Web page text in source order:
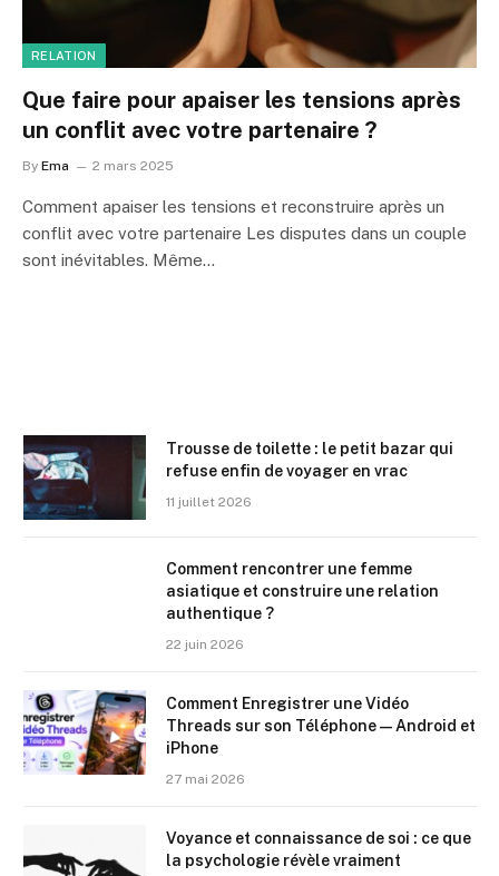
RELATION
Que faire pour apaiser les tensions après
un conflit avec votre partenaire ?
By Ema 2 mars 2025
Comment apaiser les tensions et reconstruire après un
conflit avec votre partenaire Les disputes dans un couple
sont inévitables. Même…
Trousse de toilette : le petit bazar qui
refuse enfin de voyager en vrac
11 juillet 2026
Comment rencontrer une femme
asiatique et construire une relation
authentique ?
22 juin 2026
Comment Enregistrer une Vidéo
Threads sur son Téléphone — Android et
iPhone
27 mai 2026
Voyance et connaissance de soi : ce que
la psychologie révèle vraiment